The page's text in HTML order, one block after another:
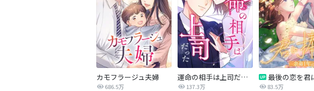
カモフラージュ夫婦
686.5万
運命の相手は上司だった
137.3万 83.5万